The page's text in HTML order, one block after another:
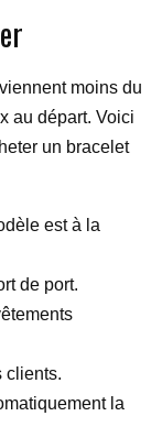
moins du
au départ. Voici
un bracelet
est à la
de port.
clients.
la